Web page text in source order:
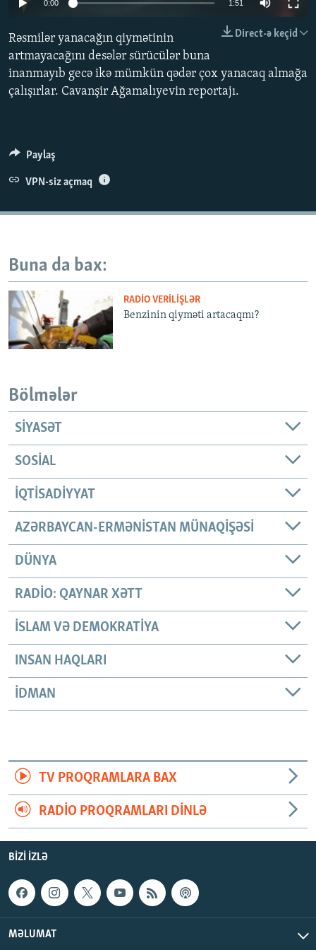
KARIKATURA
İSLAM VƏ DEMOKRATIYA
İZ - MƏDƏNIYYƏT PROQRAMI
PEŞƏ ETIKASI VƏ JURNALISTIKA STANDARTLARIMIZ
MATERIALLARIMIZDAN ISTIFADƏ
AZADLIQRADIOSU MOBIL TELEFONUNUZDA
RFE/RL-in bütün saytları
0:00 1:51
Direct-ə keçid
Rəsmilər yanacağın qiymətinin
artmayacağını desələr sürücülər buna
inanmayıb gecə ikə mümkün qədər çox yanacaq almağa
çalışırlar. Cavanşir Ağamalıyevin reportajı.
Paylaş
VPN-siz açmaq
Buna da bax:
RADIO VERILIŞLƏR
Benzinin qiyməti artacaqmı?
Bölmələr
SIYASƏT
SOSIAL
İQTISADIYYAT
AZƏRBAYCAN-ERMƏNISTAN MÜNAQIŞƏSI
DÜNYA
RADIO: QAYNAR XƏTT
İSLAM VƏ DEMOKRATIYA
INSAN HAQLARI
İDMAN
TV PROQRAMLARA BAX
RADIO PROQRAMLARI DINLƏ
BIZI IZLƏ
MƏLUMAT